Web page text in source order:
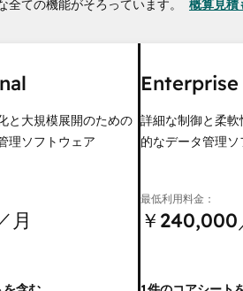
ての機能がそろっています。 概算見積
と大規模展開のための
理ソフトウェア
月
Enterprise
詳細な制御と柔
的なデータ管理
最低利用料金：
￥240,000